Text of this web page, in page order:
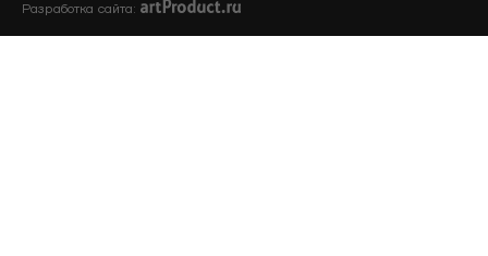
Разработка сайта: